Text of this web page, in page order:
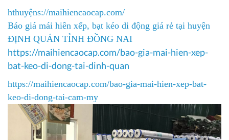
hthuyệns://maihiencaocap.com/
Báo giá mái hiên xếp, bạt kéo di động giá rẻ tại huyện
ĐỊNH QUÁN TỈNH ĐỒNG NAI
https://maihiencaocap.com/bao-gia-mai-hien-xep-
bat-keo-di-dong-tai-dinh-quan​
https://maihiencaocap.com/bao-gia-mai-hien-xep-bat-
keo-di-dong-tai-cam-my​